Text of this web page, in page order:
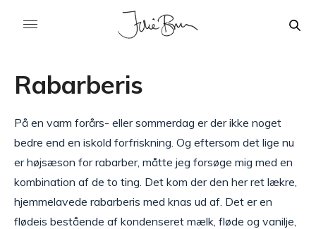
Rabarberis
På en varm forårs- eller sommerdag er der ikke noget
bedre end en iskold forfriskning. Og eftersom det lige nu
er højsæson for rabarber, måtte jeg forsøge mig med en
kombination af de to ting. Det kom der den her ret lækre,
hjemmelavede rabarberis med knas ud af. Det er en
flødeis bestående af kondenseret mælk, fløde og vanilje,